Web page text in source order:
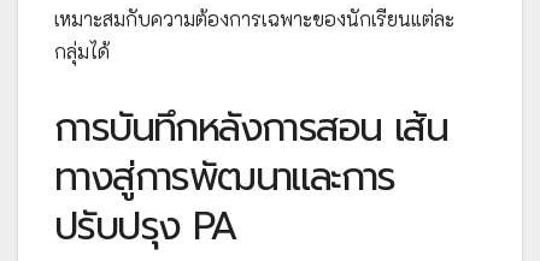
เหมาะสมกับความต้องการเฉพาะของนักเรียนแต่ละ
กลุ่มได้
การบันทึกหลังการสอน เส้น
ทางสู่การพัฒนาและการ
ปรับปรุง PA